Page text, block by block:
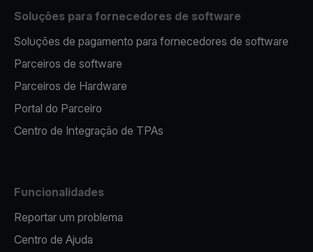
Soluções para fornecedores de software
Soluções de pagamento para fornecedores de software
Parceiros de software
Parceiros de Hardware
Portal do Parceiro
Centro de Integração de TPAs
Funcionalidades
Reportar um problema
Centro de Ajuda